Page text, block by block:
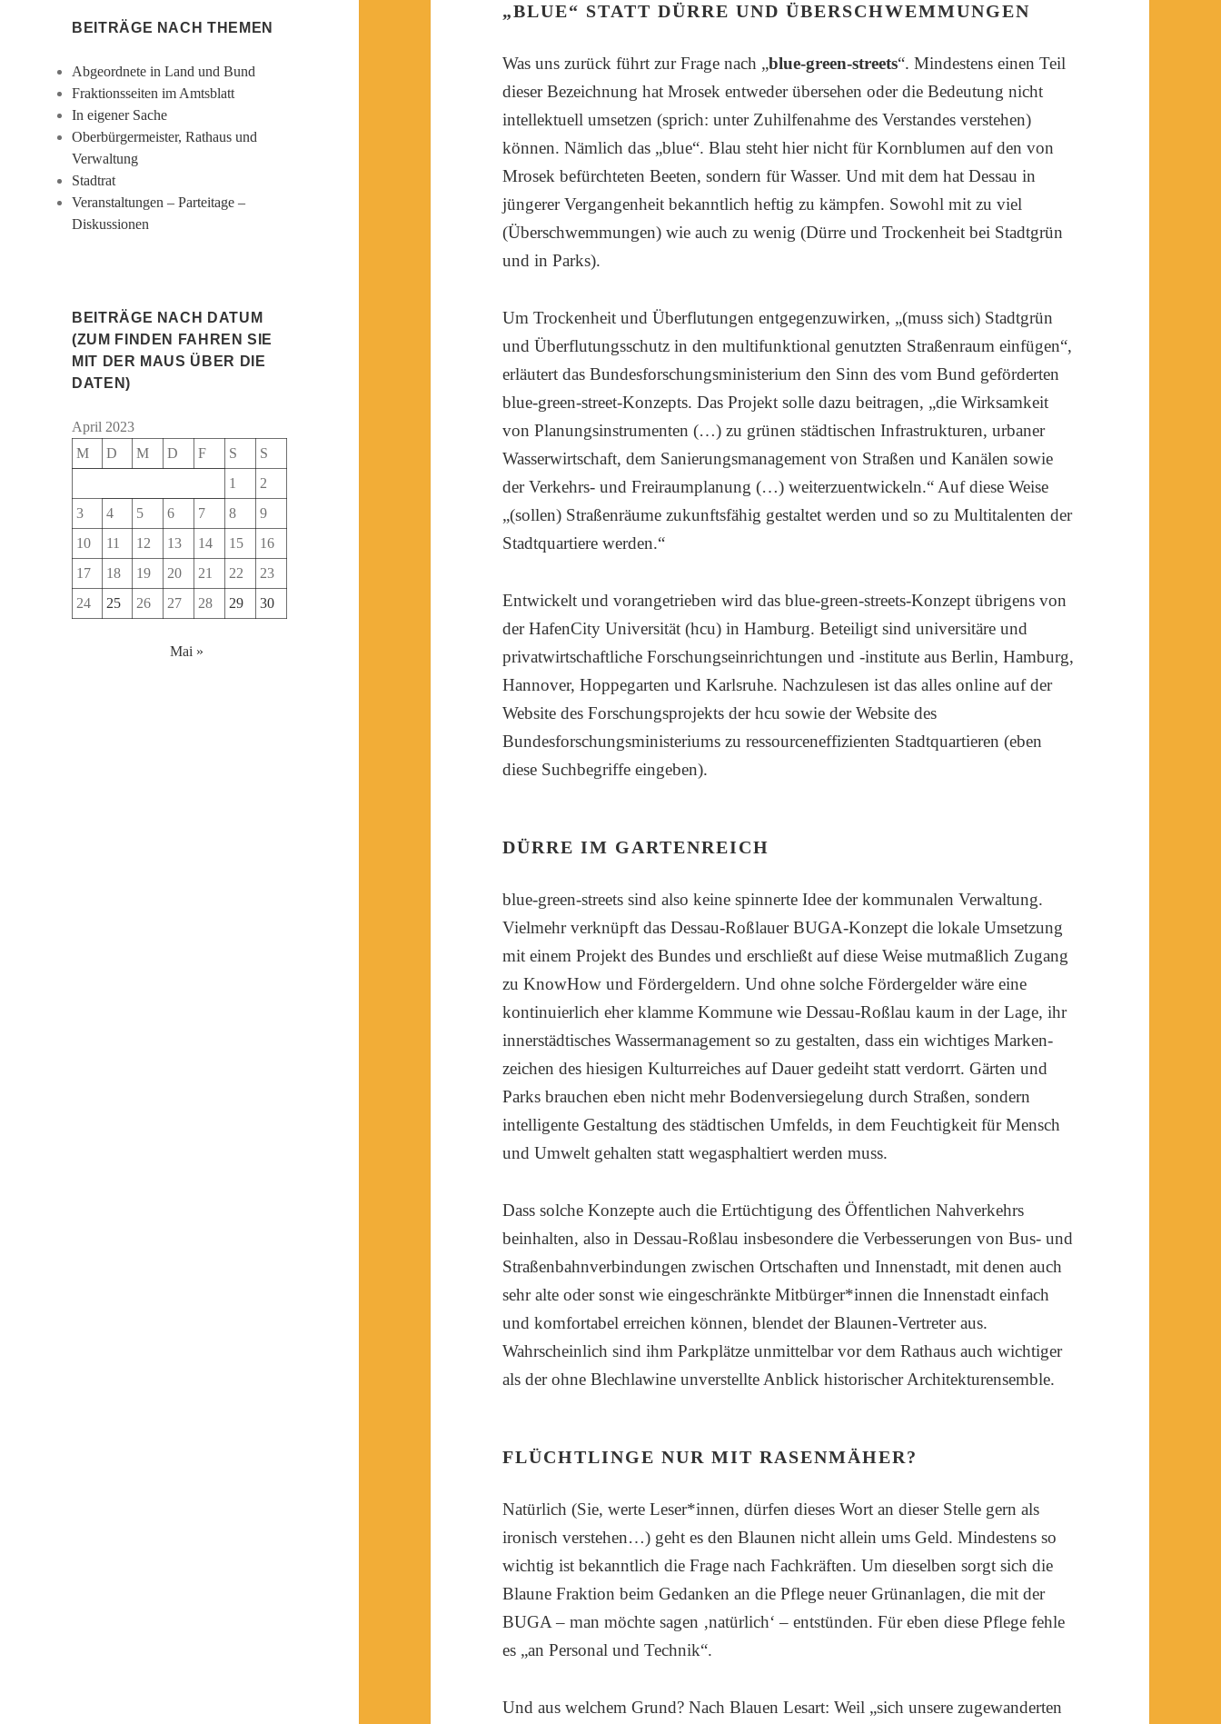
BEITRÄGE NACH THEMEN
Abgeordnete in Land und Bund
Fraktionsseiten im Amtsblatt
In eigener Sache
Oberbürgermeister, Rathaus und
Verwaltung
Stadtrat
Veranstaltungen – Parteitage –
Diskussionen
BEITRÄGE NACH DATUM
(ZUM FINDEN FAHREN SIE
MIT DER MAUS ÜBER DIE
DATEN)
April 2023
M
D M D F S
S
1
2
3
4 5 6 7 8
9
10
11 12 13 14 15
16
17
18 19 20 21 22
23
24
25 26 27 28 29 30
Mai »
„BLUE“ STATT DÜRRE UND ÜBERSCHWEMMUNGEN
Was uns zurück führt zur Frage nach „blue-green-streets“. Mindestens einen Teil
dieser Bezeichnung hat Mrosek entweder übersehen oder die Bedeutung nicht
intellektuell umsetzen (sprich: unter Zuhilfenahme des Verstandes verstehen)
können. Nämlich das „blue“. Blau steht hier nicht für Kornblumen auf den von
Mrosek befürchteten Beeten, sondern für Wasser. Und mit dem hat Dessau in
jüngerer Vergangenheit bekanntlich heftig zu kämpfen. Sowohl mit zu viel
(Überschwemmungen) wie auch zu wenig (Dürre und Trockenheit bei Stadtgrün
und in Parks).
Um Trockenheit und Überflutungen entgegenzuwirken, „(muss sich) Stadtgrün
und Überflutungsschutz in den multifunktional genutzten Straßenraum einfügen“,
erläutert das Bundesforschungsministerium den Sinn des vom Bund geförderten
blue-green-street-Konzepts. Das Projekt solle dazu beitragen, „die Wirksamkeit
von Planungsinstrumenten (…) zu grünen städtischen Infrastrukturen, urbaner
Wasserwirtschaft, dem Sanierungsmanagement von Straßen und Kanälen sowie
der Verkehrs- und Freiraumplanung (…) weiterzuentwickeln.“ Auf diese Weise
„(sollen) Straßenräume zukunftsfähig gestaltet werden und so zu Multitalenten der
Stadtquartiere werden.“
Entwickelt und vorangetrieben wird das blue-green-streets-Konzept übrigens von
der HafenCity Universität (hcu) in Hamburg. Beteiligt sind universitäre und
privatwirtschaftliche Forschungseinrichtungen und -institute aus Berlin, Hamburg,
Hannover, Hoppegarten und Karlsruhe. Nachzulesen ist das alles online auf der
Website des Forschungsprojekts der hcu sowie der Website des
Bundesforschungsministeriums zu ressourceneffizienten Stadtquartieren (eben
diese Suchbegriffe eingeben).
DÜRRE IM GARTENREICH
blue-green-streets sind also keine spinnerte Idee der kommunalen Verwaltung.
Vielmehr verknüpft das Dessau-Roßlauer BUGA-Konzept die lokale Umsetzung
mit einem Projekt des Bundes und erschließt auf diese Weise mutmaßlich Zugang
zu KnowHow und Fördergeldern. Und ohne solche Fördergelder wäre eine
kontinuierlich eher klamme Kommune wie Dessau-Roßlau kaum in der Lage, ihr
innerstädtisches Wassermanagement so zu gestalten, dass ein wichtiges Marken-
zeichen des hiesigen Kulturreiches auf Dauer gedeiht statt verdorrt. Gärten und
Parks brauchen eben nicht mehr Bodenversiegelung durch Straßen, sondern
intelligente Gestaltung des städtischen Umfelds, in dem Feuchtigkeit für Mensch
und Umwelt gehalten statt wegasphaltiert werden muss.
Dass solche Konzepte auch die Ertüchtigung des Öffentlichen Nahverkehrs
beinhalten, also in Dessau-Roßlau insbesondere die Verbesserungen von Bus- und
Straßenbahnverbindungen zwischen Ortschaften und Innenstadt, mit denen auch
sehr alte oder sonst wie eingeschränkte Mitbürger*innen die Innenstadt einfach
und komfortabel erreichen können, blendet der Blaunen-Vertreter aus.
Wahrscheinlich sind ihm Parkplätze unmittelbar vor dem Rathaus auch wichtiger
als der ohne Blechlawine unverstellte Anblick historischer Architekturensemble.
FLÜCHTLINGE NUR MIT RASENMÄHER?
Natürlich (Sie, werte Leser*innen, dürfen dieses Wort an dieser Stelle gern als
ironisch verstehen…) geht es den Blaunen nicht allein ums Geld. Mindestens so
wichtig ist bekanntlich die Frage nach Fachkräften. Um dieselben sorgt sich die
Blaune Fraktion beim Gedanken an die Pflege neuer Grünanlagen, die mit der
BUGA – man möchte sagen ‚natürlich‘ – entstünden. Für eben diese Pflege fehle
es „an Personal und Technik“.
Und aus welchem Grund? Nach Blauen Lesart: Weil „sich unsere zugewanderten